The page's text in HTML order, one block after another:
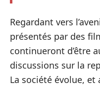
Regardant vers
présentés par des
continueront d’être
discussions sur la
La société évolue, et